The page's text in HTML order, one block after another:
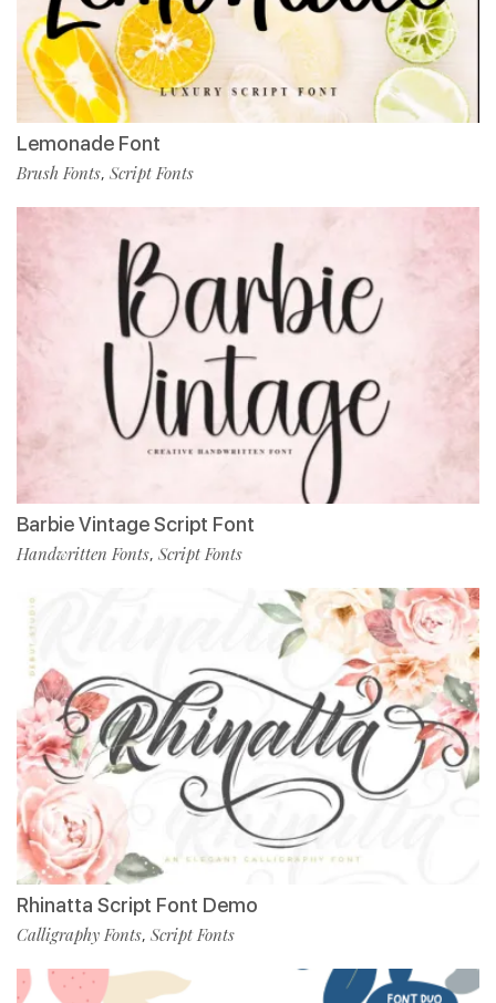
Lemonade Font
Brush Fonts, Script Fonts
Barbie Vintage Script Font
Handwritten Fonts, Script Fonts
Rhinatta Script Font Demo
Calligraphy Fonts, Script Fonts